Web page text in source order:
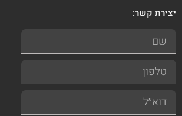
יצירת קשר: